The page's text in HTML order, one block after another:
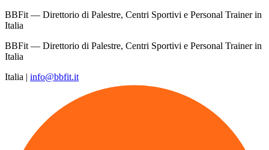
BBFit — Direttorio di Palestre, Centri Sportivi e Personal Trainer in
Italia
BBFit — Direttorio di Palestre, Centri Sportivi e Personal Trainer in
Italia
Italia | info@bbfit.it